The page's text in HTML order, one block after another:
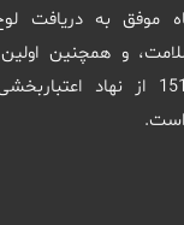
موفق به دریافت
و همچنین اولین
استاندارد ایزو 15189 از
است.